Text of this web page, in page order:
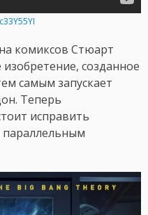
комиксов Стюарт
созданное
самым запускает
Теперь
исправить
параллельным